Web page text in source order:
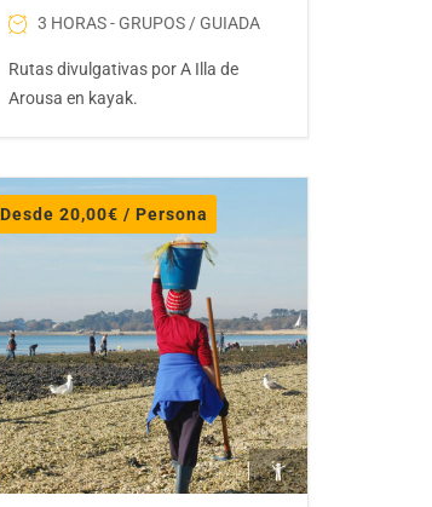
3 HORAS - GRUPOS / GUIADA
Rutas divulgativas por A Illa de
Arousa en kayak.
Desde20,00€ / Persona